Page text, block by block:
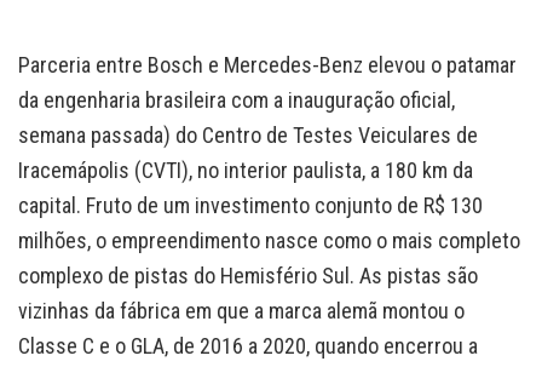
Parceria entre Bosch e Mercedes-Benz elevou o patamar
da engenharia brasileira com a inauguração oficial,
semana passada) do Centro de Testes Veiculares de
Iracemápolis (CVTI), no interior paulista, a 180 km da
capital. Fruto de um investimento conjunto de R$ 130
milhões, o empreendimento nasce como o mais completo
complexo de pistas do Hemisfério Sul. As pistas são
vizinhas da fábrica em que a marca alemã montou o
Classe C e o GLA, de 2016 a 2020, quando encerrou a